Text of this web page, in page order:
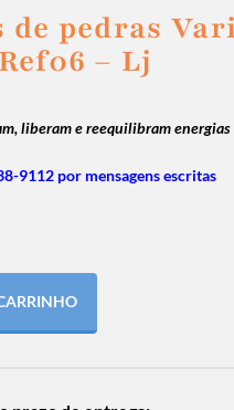
de pedras
– Lj
liberam e reequilibram energias
9112 por mensagens escritas